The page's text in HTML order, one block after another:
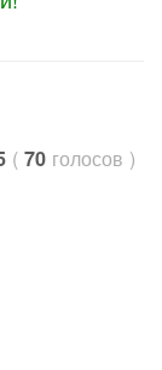
( 70 голосов )